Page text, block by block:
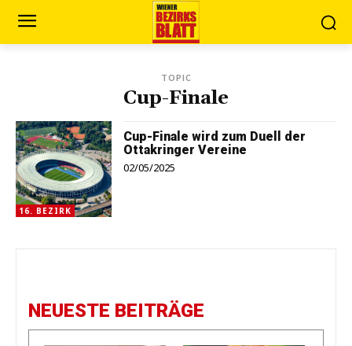
TOPIC
Cup-Finale
16. BEZIRK
Cup-Finale wird zum Duell der
Ottakringer Vereine
02/05/2025
NEUESTE BEITRÄGE